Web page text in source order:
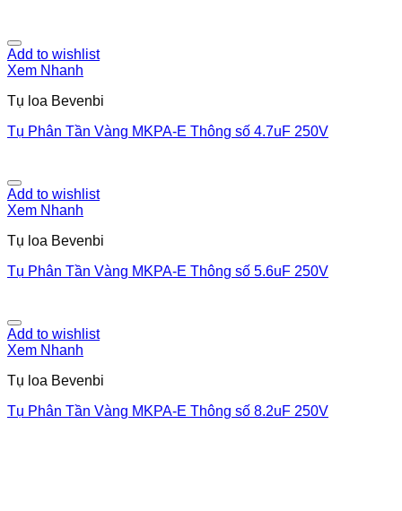
Add to wishlist
Xem Nhanh
Tụ loa Bevenbi
Tụ Phân Tần Vàng MKPA-E Thông số 4.7uF 250V
Add to wishlist
Xem Nhanh
Tụ loa Bevenbi
Tụ Phân Tần Vàng MKPA-E Thông số 5.6uF 250V
Add to wishlist
Xem Nhanh
Tụ loa Bevenbi
Tụ Phân Tần Vàng MKPA-E Thông số 8.2uF 250V